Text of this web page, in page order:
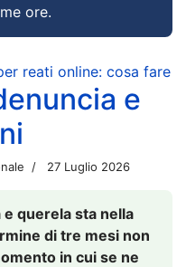
ore.
reati online: cosa fare
e
27 Luglio 2026
querela sta nella
di tre mesi non
in cui se ne